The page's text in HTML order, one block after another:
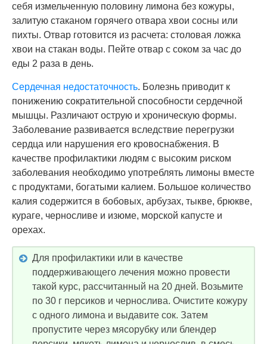
себя измельченную половину лимона без кожуры,
залитую стаканом горячего отвара хвои сосны или
пихты. Отвар готовится из расчета: столовая ложка
хвои на стакан воды. Пейте отвар с соком за час до
еды 2 раза в день.
Сердечная недостаточность. Болезнь приводит к
понижению сократительной способности сердечной
мышцы. Различают острую и хроническую формы.
Заболевание развивается вследствие перегрузки
сердца или нарушения его кровоснабжения. В
качестве профилактики людям с высоким риском
заболевания необходимо употреблять лимоны вместе
с продуктами, богатыми калием. Большое количество
калия содержится в бобовых, арбузах, тыкве, брюкве,
кураге, черносливе и изюме, морской капусте и
орехах.
Для профилактики или в качестве
поддерживающего лечения можно провести
такой курс, рассчитанный на 20 дней. Возьмите
по 30 г персиков и чернослива. Очистите кожуру
с одного лимона и выдавите сок. Затем
пропустите через мясорубку или блендер